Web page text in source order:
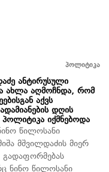
პოლიტიკა
ანტირუსული
ახლა აღმოჩნდა, რომ
აქვს
დღის
იქმნებოდა
წილოსანი
მშვილდაძის მიერ
გადაფორმებას
ნინო წილოსანი